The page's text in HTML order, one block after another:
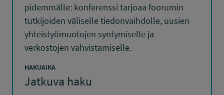
pidemmälle: konferenssi tarjoaa foorumin
tutkijoiden väliselle tiedonvaihdolle, uusien
yhteistyömuotojen syntymiselle ja
verkostojen vahvistamiselle.
HAKUAIKA
Jatkuva haku